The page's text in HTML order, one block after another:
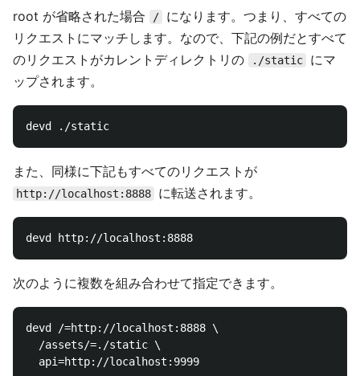
root が省略された場合 /
になります。つまり、すべての
リクエストにマッチします。なので、下記の例だとすべて
のリクエストがカレントディレクトリの
./static
にマ
ップされます。
また、同様に下記もすべてのリクエストが
http://localhost:8888 に転送されます。
次のように複数を組み合わせて指定できます。
devd /=http://localhost:8888 \
  /assets/=./static \